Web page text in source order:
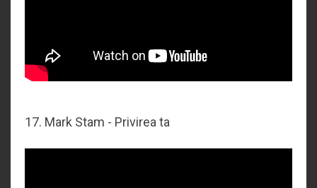
17. Mark Stam - Privirea ta